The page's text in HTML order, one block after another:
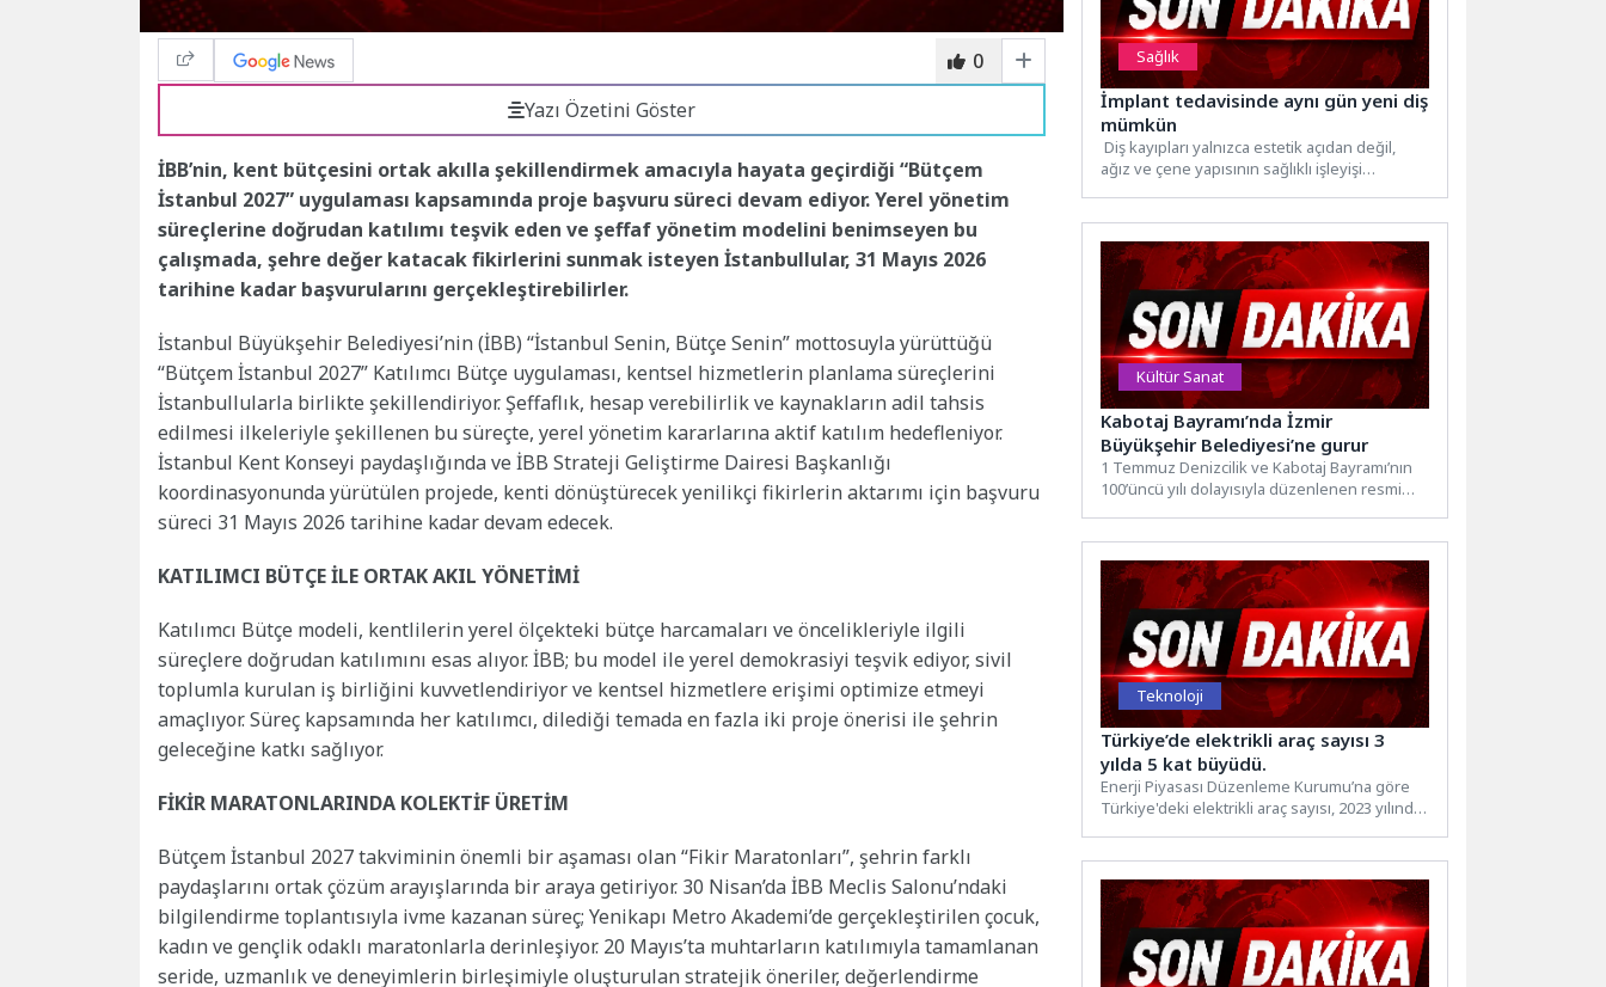
0
Yazı Özetini Göster
İBB’nin, kent bütçesini ortak akılla şekillendirmek amacıyla hayata geçirdiği “Bütçem
İstanbul 2027” uygulaması kapsamında proje başvuru süreci devam ediyor. Yerel yönetim
süreçlerine doğrudan katılımı teşvik eden ve şeffaf yönetim modelini benimseyen bu
çalışmada, şehre değer katacak fikirlerini sunmak isteyen İstanbullular, 31 Mayıs 2026
tarihine kadar başvurularını gerçekleştirebilirler.
İstanbul Büyükşehir Belediyesi’nin (İBB) “İstanbul Senin, Bütçe Senin” mottosuyla yürüttüğü
“Bütçem İstanbul 2027” Katılımcı Bütçe uygulaması, kentsel hizmetlerin planlama süreçlerini
İstanbullularla birlikte şekillendiriyor. Şeffaflık, hesap verebilirlik ve kaynakların adil tahsis
edilmesi ilkeleriyle şekillenen bu süreçte, yerel yönetim kararlarına aktif katılım hedefleniyor.
İstanbul Kent Konseyi paydaşlığında ve İBB Strateji Geliştirme Dairesi Başkanlığı
koordinasyonunda yürütülen projede, kenti dönüştürecek yenilikçi fikirlerin aktarımı için başvuru
süreci 31 Mayıs 2026 tarihine kadar devam edecek.
KATILIMCI BÜTÇE İLE ORTAK AKIL YÖNETİMİ
Katılımcı Bütçe modeli, kentlilerin yerel ölçekteki bütçe harcamaları ve öncelikleriyle ilgili
süreçlere doğrudan katılımını esas alıyor. İBB; bu model ile yerel demokrasiyi teşvik ediyor, sivil
toplumla kurulan iş birliğini kuvvetlendiriyor ve kentsel hizmetlere erişimi optimize etmeyi
amaçlıyor. Süreç kapsamında her katılımcı, dilediği temada en fazla iki proje önerisi ile şehrin
geleceğine katkı sağlıyor.
FİKİR MARATONLARINDA KOLEKTİF ÜRETİM
Bütçem İstanbul 2027 takviminin önemli bir aşaması olan “Fikir Maratonları”, şehrin farklı
paydaşlarını ortak çözüm arayışlarında bir araya getiriyor. 30 Nisan’da İBB Meclis Salonu’ndaki
bilgilendirme toplantısıyla ivme kazanan süreç; Yenikapı Metro Akademi’de gerçekleştirilen çocuk,
kadın ve gençlik odaklı maratonlarla derinleşiyor. 20 Mayıs’ta muhtarların katılımıyla tamamlanan
seride, uzmanlık ve deneyimlerin birleşimiyle oluşturulan stratejik öneriler, değerlendirme
Sağlık
İmplant tedavisinde aynı gün yeni diş
mümkün
Diş kayıpları yalnızca estetik açıdan değil,
ağız ve çene yapısının sağlıklı işleyişi
Kültür Sanat
Kabotaj Bayramı’nda İzmir
Büyükşehir Belediyesi’ne gurur
1 Temmuz Denizcilik ve Kabotaj Bayramı’nın
100’üncü yılı dolayısıyla düzenlenen resmi
Teknoloji
Türkiye’de elektrikli araç sayısı 3
yılda 5 kat büyüdü.
Enerji Piyasası Düzenleme Kurumu’na göre
Türkiye'deki elektrikli araç sayısı, 2023 yılında